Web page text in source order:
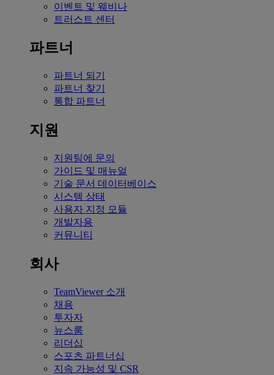
이벤트 및 웨비나
트러스트 센터
파트너
파트너 되기
파트너 찾기
통합 파트너
지원
지원팀에 문의
가이드 및 매뉴얼
기술 문서 데이터베이스
시스템 상태
사용자 지정 모듈
개발자용
커뮤니티
회사
TeamViewer 소개
채용
투자자
뉴스룸
리더십
스포츠 파트너십
지속 가능성 및 CSR